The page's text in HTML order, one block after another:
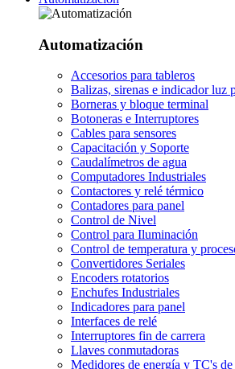
Automatización
Accesorios para tableros
Balizas, sirenas e indicador luz
Borneras y bloque terminal
Botoneras e Interruptores
Cables para sensores
Capacitación y Soporte
Caudalímetros de agua
Computadores Industriales
Contactores y relé térmico
Contadores para panel
Control de Nivel
Control para Iluminación
Control de temperatura y
Convertidores Seriales
Encoders rotatorios
Enchufes Industriales
Indicadores para panel
Interfaces de relé
Interruptores fin de carrera
Llaves conmutadoras
Medidores de energía y TC's